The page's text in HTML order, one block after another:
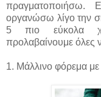
οργανώσω λίγο την
5 πιο εύκολα
προλαβαίνουμε όλες
1. Μάλλινο φόρεμα με